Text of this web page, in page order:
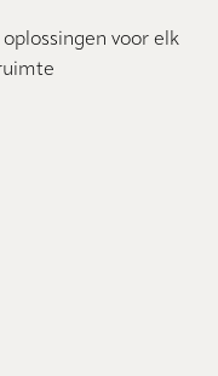
voor elk